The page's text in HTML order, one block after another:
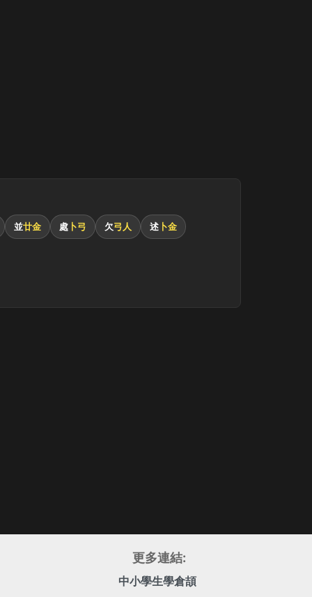
並廿金 處 卜弓 欠弓人 述 卜金
更多連結:
中小學生學倉頡